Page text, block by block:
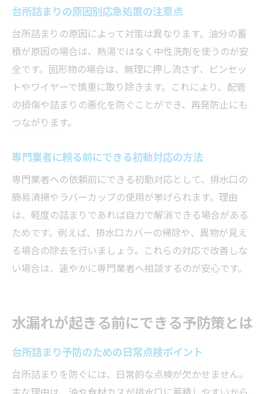
急な水漏れに困った際の安心ポイント
台所詰まりで水漏れした時の落ち着いた対
応法
被害拡大を防ぐための最初のアクション
水回りトラブル時の応急処置で重要なこと
台所詰まり時に役立つ安心の心構え
水漏れ時に知っておきたい専門家への相談
冷静に対応するためのポイントを押さえる
DIYで挑戦できる簡単な台所詰まり解消法
初心者でもできる台所詰まり解消ステップ
道具選びから始めるDIY台所詰まり対策
家庭にあるもので挑戦できる詰まり解消法
台所詰まり解消時の注意点と失敗例
快適なキッチン環境維持のための心得
台所詰まりを防ぐための継続的な心がけ
トラブル回避のためのキッチン管理術
台所詰まりの原因別応急処置の注意点
台所詰まりの原因によって対策は異なります。油分の蓄
積が原因の場合は、熱湯ではなく中性洗剤を使うのが安
全です。固形物の場合は、無理に押し流さず、ピンセッ
トやワイヤーで慎重に取り除きます。これにより、配管
の損傷や詰まりの悪化を防ぐことができ、再発防止にも
つながります。
専門業者に頼る前にできる初動対応の方法
専門業者への依頼前にできる初動対応として、排水口の
簡易清掃やラバーカップの使用が挙げられます。理由
は、軽度の詰まりであれば自力で解消できる場合がある
ためです。例えば、排水口カバーの掃除や、異物が見え
る場合の除去を行いましょう。これらの対応で改善しな
い場合は、速やかに専門業者へ相談するのが安心です。
水漏れが起きる前にできる予防策とは
台所詰まり予防のための日常点検ポイント
台所詰まりを防ぐには、日常的な点検が欠かせません。